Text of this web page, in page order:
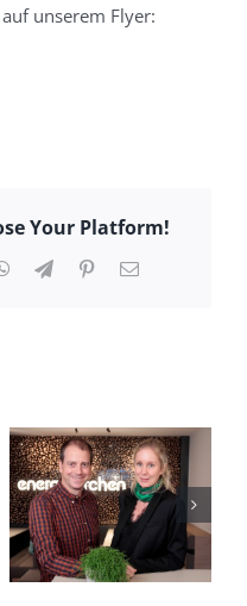
unserem Flyer:
Your Platform!
WhatsApp
TelegramPinterest
E-
HAPPY BRUNCH
– AB SEPTEMBER
NOCH FRISCHER